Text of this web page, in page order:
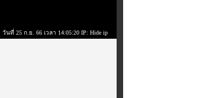
, วันที่ 25 ก.ย. 66 เวลา 14:05:20 IP: Hide ip